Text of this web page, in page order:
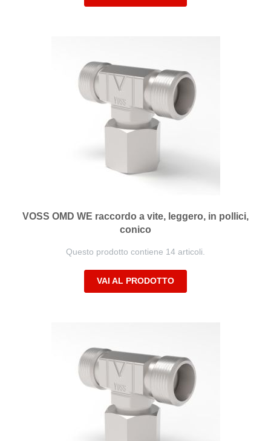
VOSS OMD WE raccordo a vite, leggero, in pollici,
conico
Questo prodotto contiene 14 articoli.
VAI AL PRODOTTO